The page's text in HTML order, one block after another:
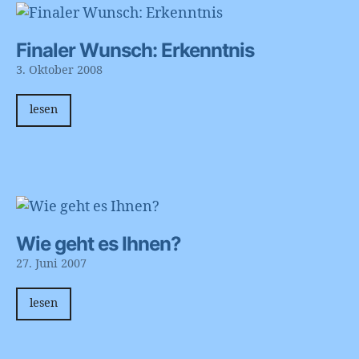
Finaler Wunsch: Erkenntnis
3. Oktober 2008
lesen
Wie geht es Ihnen?
27. Juni 2007
lesen